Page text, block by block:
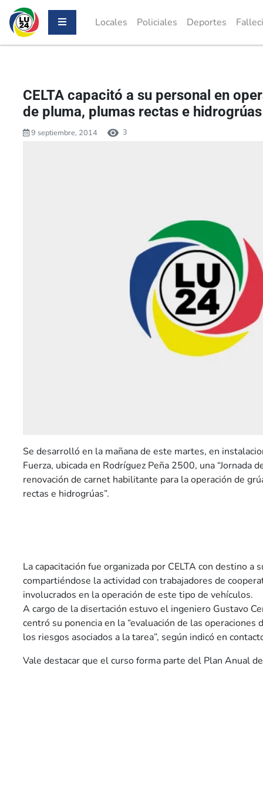
Locales Policiales Deportes
CELTA capacitó a su personal en
de pluma, plumas rectas e hidrogrúas
9 septiembre, 2014 3
Se desarrolló en la mañana de este martes, en
Fuerza, ubicada en Rodríguez Peña 2500, una “Jornada
renovación de carnet habilitante para la operación de
rectas e hidrogrúas”.
La capacitación fue organizada por CELTA con destino a
compartiéndose la actividad con trabajadores de
involucrados en la operación de este tipo de vehículos.
A cargo de la disertación estuvo el ingeniero Gustavo
centró su ponencia en la “evaluación de las operaciones
los riesgos asociados a la tarea”, según indicó en
Vale destacar que el curso forma parte del Plan Anual